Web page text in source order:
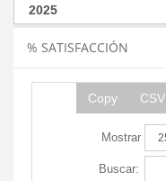
% SATISFACCIÓN
Copy CSV
Mostrar
Buscar: